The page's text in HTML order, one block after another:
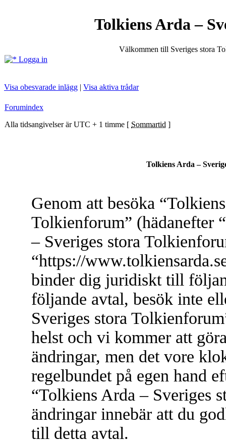
Tolkiens Arda –
Välkommen till Sveriges stora
Logga in
Visa obesvarade inlägg | Visa aktiva trådar
Forumindex
Alla tidsangivelser är UTC + 1 timme [ Sommartid ]
Tolkiens Arda –
Genom att besöka
Tolkienforum” (hädanefter
– Sveriges stora
“https://
binder dig juridiskt till
följande avtal, besök inte
Sveriges stora
helst och vi kommer att
ändringar, men det vore
regelbundet på egen hand
“Tolkiens Arda – Sveriges
ändringar innebär att du
till detta avtal.